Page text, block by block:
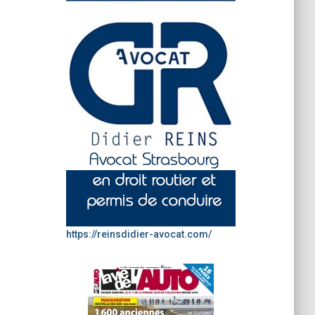
https://reinsdidier-avocat.com/